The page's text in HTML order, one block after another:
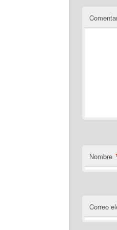
Nombre
Correo